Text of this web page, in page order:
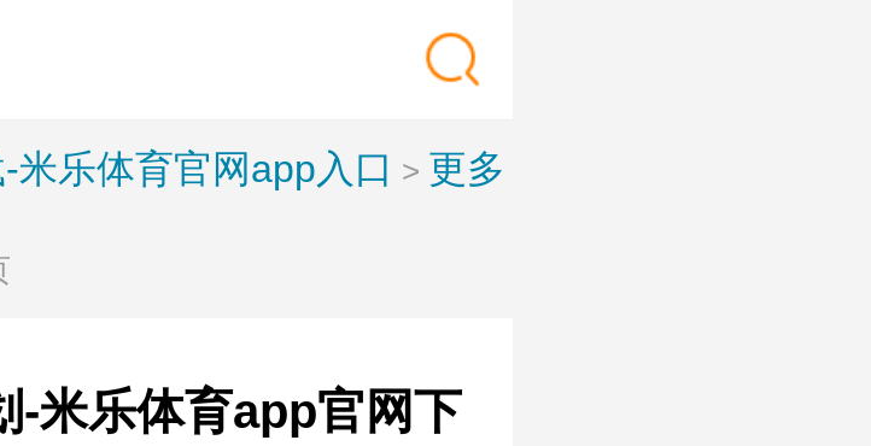
乐体育官网app入口 > 更多
-米乐体育app官网下